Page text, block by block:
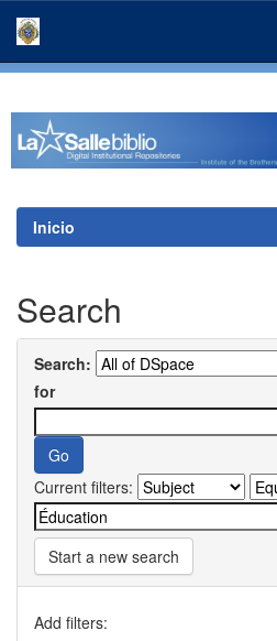
Inicio
Search
Search:
for
Current filters:
Start a new search
Add filters: